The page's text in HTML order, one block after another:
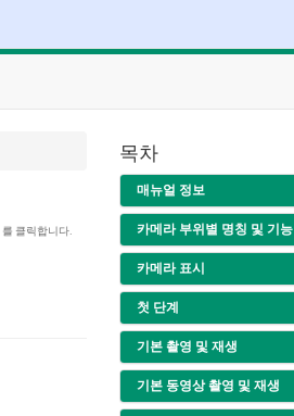
를 클릭합니다.
목차
매뉴얼 정보
카메라 부위별 명칭 및 기능
카메라 표시
첫 단계
기본 촬영 및 재생
기본 동영상 촬영 및 재생